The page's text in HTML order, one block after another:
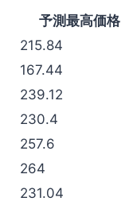
予測最高価格
215.84
167.44
239.12
230.4
257.6
264
231.04